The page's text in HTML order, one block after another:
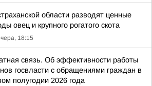
области разводят ценные
овец и крупного рогатого скота
18:15
связь. Об эффективности работы
госвласти с обращениями граждан в
полугодии 2026 года